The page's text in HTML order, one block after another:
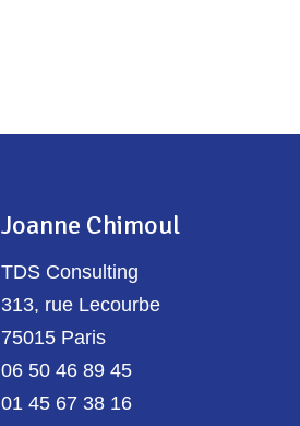
Joanne Chimoul
TDS Consulting
313, rue Lecourbe
75015 Paris
06 50 46 89 45
01 45 67 38 16